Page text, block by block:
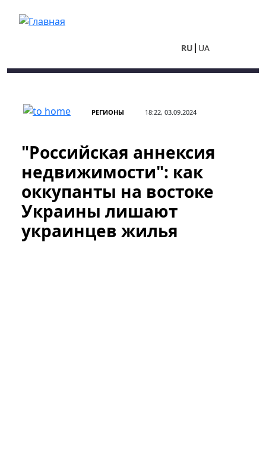
RU UA
РЕГИОНЫ 18:22, 03.09.2024
"Российская аннексия
недвижимости": как
оккупанты на востоке
Украины лишают
украинцев жилья